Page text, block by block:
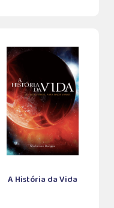
A História da Vida